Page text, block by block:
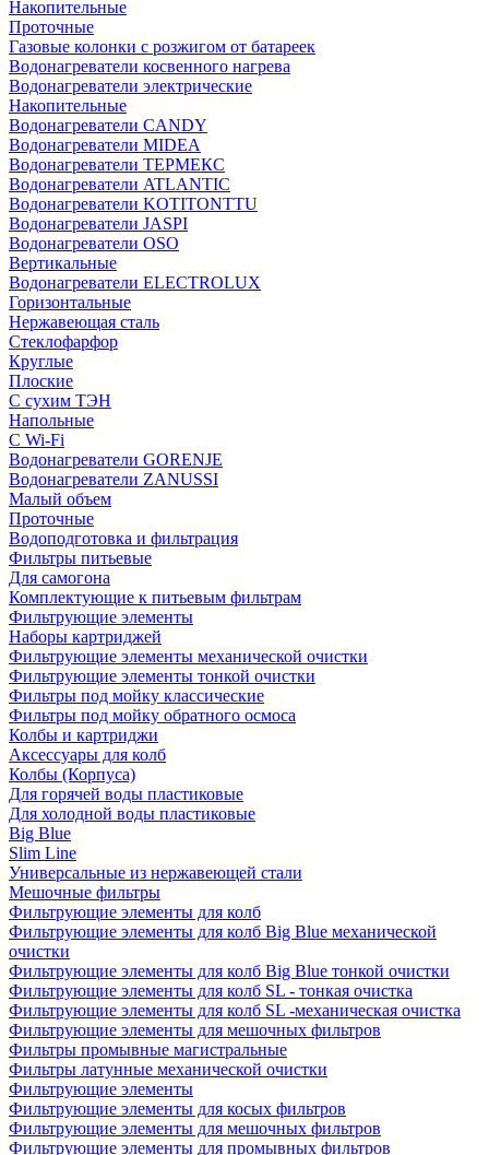
Накопительные
Проточные
Газовые колонки с розжигом от батареек
Водонагреватели косвенного нагрева
Водонагреватели электрические
Накопительные
Водонагреватели CANDY
Водонагреватели MIDEA
Водонагреватели ТЕРМЕКС
Водонагреватели ATLANTIC
Водонагреватели KOTITONTTU
Водонагреватели JASPI
Водонагреватели OSO
Вертикальные
Водонагреватели ELECTROLUX
Горизонтальные
Нержавеющая сталь
Стеклофарфор
Круглые
Плоские
С сухим ТЭН
Напольные
С Wi-Fi
Водонагреватели GORENJE
Водонагреватели ZANUSSI
Малый объем
Проточные
Водоподготовка и фильтрация
Фильтры питьевые
Для самогона
Комплектующие к питьевым фильтрам
Фильтрующие элементы
Наборы картриджей
Фильтрующие элементы механической очистки
Фильтрующие элементы тонкой очистки
Фильтры под мойку классические
Фильтры под мойку обратного осмоса
Колбы и картриджи
Аксессуары для колб
Колбы (Корпуса)
Для горячей воды пластиковые
Для холодной воды пластиковые
Big Blue
Slim Line
Универсальные из нержавеющей стали
Мешочные фильтры
Фильтрующие элементы для колб
Фильтрующие элементы для колб Big Blue механической
очистки
Фильтрующие элементы для колб Big Blue тонкой очистки
Фильтрующие элементы для колб SL - тонкая очистка
Фильтрующие элементы для колб SL -механическая очистка
Фильтрующие элементы для мешочных фильтров
Фильтры промывные магистральные
Фильтры латунные механической очистки
Фильтрующие элементы
Фильтрующие элементы для косых фильтров
Фильтрующие элементы для мешочных фильтров
Фильтрующие элементы для промывных фильтров